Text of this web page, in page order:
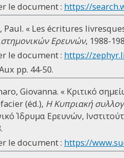
le document : https://
Paul. « Les écritures
Ερευνών, 1988-
le document : https://
pp. 44-50.
Giovanna. « Κριτικό
(éd.), Η Κυπριακή
Ίδρυμα Ερευνών,
le document : https://